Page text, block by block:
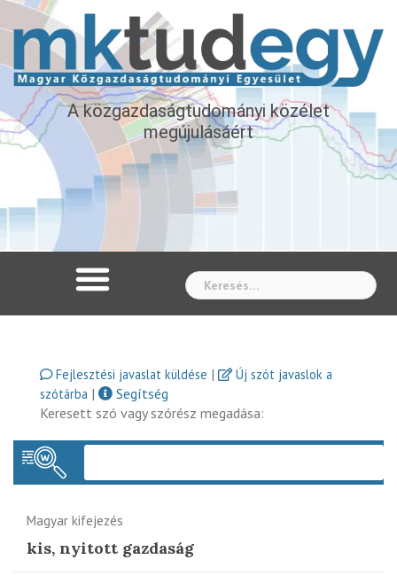
A közgazdaságtudományi közélet
megújulásáért
Fejlesztési javaslat küldése |
Új szót javaslok a
szótárba |
Segítség
Keresett szó vagy szórész megadása:
Magyar kifejezés
kis, nyitott gazdaság